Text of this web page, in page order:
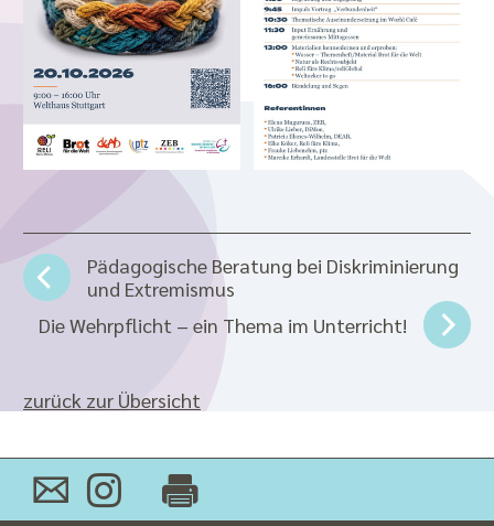
Pädagogische Beratung bei Diskriminierung
und Extremismus
Die Wehrpflicht – ein Thema im Unterricht!
zurück zur Übersicht